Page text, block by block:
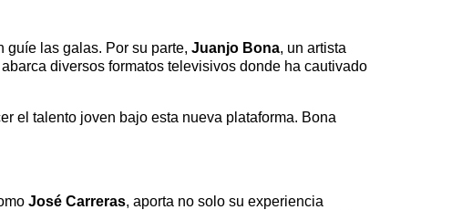
guíe las galas. Por su parte, Juanjo Bona, un artista
diversos formatos televisivos donde ha cautivado
el talento joven bajo esta nueva plataforma. Bona
José Carreras, aporta no solo su experiencia